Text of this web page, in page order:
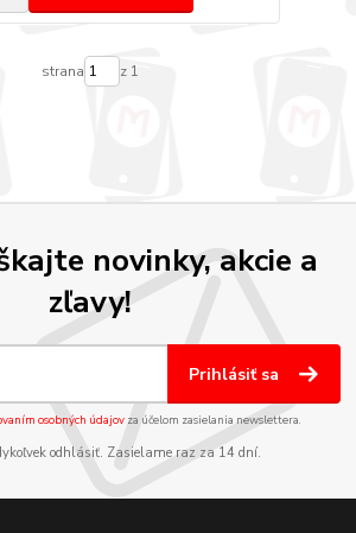
strana z 1
novinky, akcie a
zľavy!
Prihlásiť sa
osobných údajov za účelom zasielania newslettera.
odhlásiť. Zasielame raz za 14 dní.